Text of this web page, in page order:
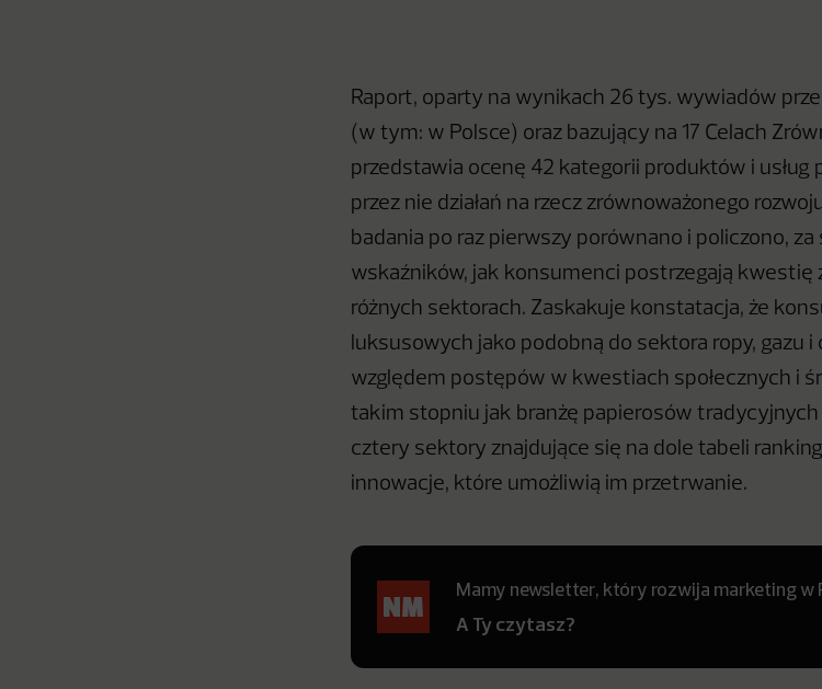
Raport, oparty na wynikach 26 tys. wywiadów
(w tym: w Polsce) oraz bazujący na 17 Celach
przedstawia ocenę 42 kategorii produktów i
przez nie działań na rzecz zrównoważonego
badania po raz pierwszy porównano i policzono,
wskaźników, jak konsumenci postrzegają kwestię
różnych sektorach. Zaskakuje konstatacja, że
luksusowych jako podobną do sektora ropy, gazu
względem postępów w kwestiach społecznych i
takim stopniu jak branżę papierosów
cztery sektory znajdujące się na dole tabeli
innowacje, które umożliwią im przetrwanie.
Mamy newsletter, który rozwija marketing w
A Ty czytasz?